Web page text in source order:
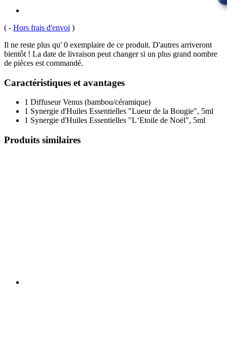
( - Hors frais d'envoi )
Il ne reste plus qu' 0 exemplaire de ce produit. D'autres arriveront
bientôt ! La date de livraison peut changer si un plus grand nombre
de pièces est commandé.
Caractéristiques et avantages
1 Diffuseur Venus (bambou/céramique)
1 Synergie d'Huiles Essentielles "Lueur de la Bougie", 5ml
1 Synergie d'Huiles Essentielles "L‘Etoile de Noël", 5ml
Produits similaires